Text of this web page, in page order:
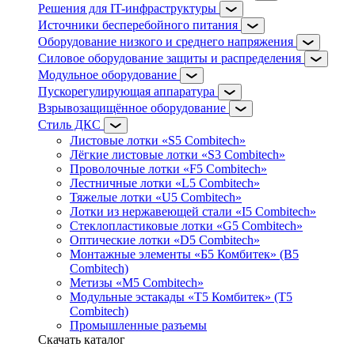
Решения для IT-инфраструктуры
Источники бесперебойного питания
Оборудование низкого и среднего напряжения
Силовое оборудование защиты и распределения
Модульное оборудование
Пускорегулирующая аппаратура
Взрывозащищённое оборудование
Стиль ДКС
Листовые лотки «S5 Combitech»
Лёгкие листовые лотки «S3 Combitech»
Проволочные лотки «F5 Combitech»
Лестничные лотки «L5 Combitech»
Тяжелые лотки «U5 Combitech»
Лотки из нержавеющей стали «I5 Combitech»
Стеклопластиковые лотки «G5 Combitech»
Оптические лотки «D5 Combitech»
Монтажные элементы «Б5 Комбитек» (B5
Combitech)
Метизы «M5 Combitech»
Модульные эстакады «Т5 Комбитек» (T5
Combitech)
Промышленные разъемы
Скачать каталог